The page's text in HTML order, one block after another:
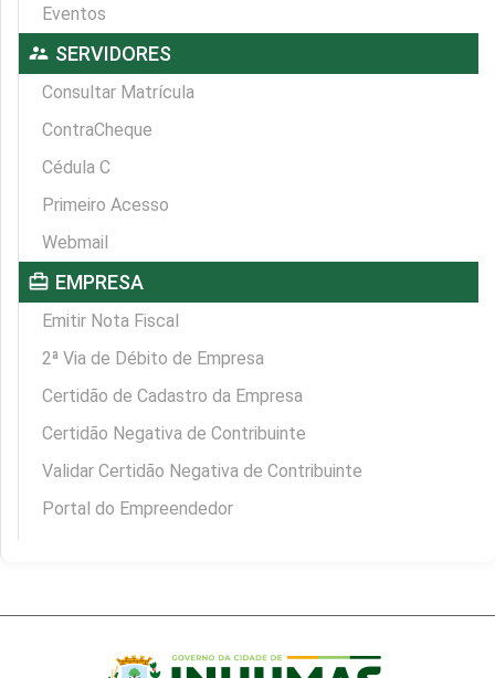
Eventos
supervisor_account SERVIDORES
Consultar Matrícula
ContraCheque
Cédula C
Primeiro Acesso
Webmail
card_travel EMPRESA
Emitir Nota Fiscal
2ª Via de Débito de Empresa
Certidão de Cadastro da Empresa
Certidão Negativa de Contribuinte
Validar Certidão Negativa de Contribuinte
Portal do Empreendedor